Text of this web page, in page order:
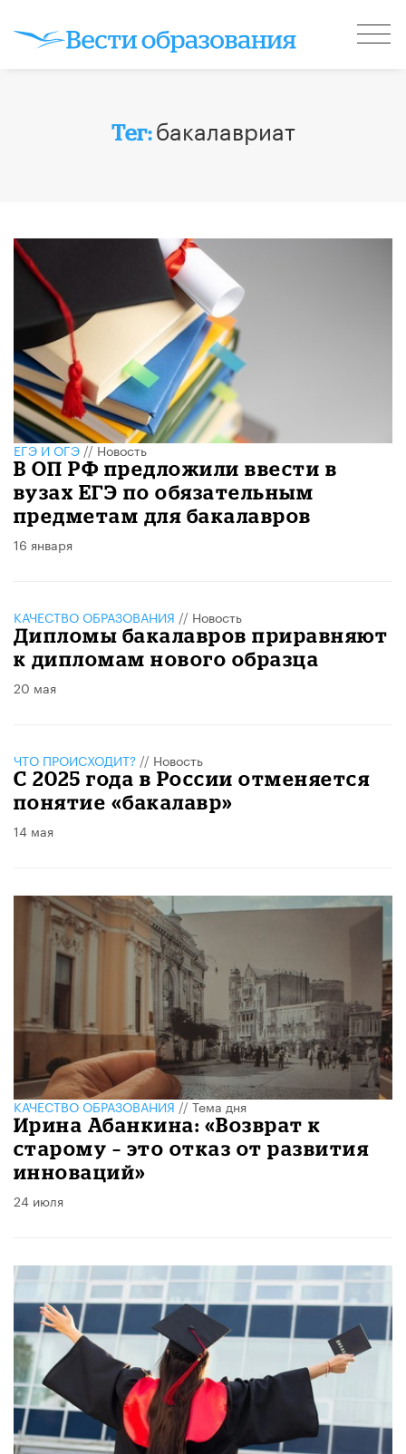
Тег:бакалавриат
ЕГЭ И ОГЭ//Новость
В ОП РФ предложили ввести в
вузах ЕГЭ по обязательным
предметам для бакалавров
16 января
КАЧЕСТВО ОБРАЗОВАНИЯ // Новость
Дипломы бакалавров приравняют
к дипломам нового образца
20 мая
ЧТО ПРОИСХОДИТ? // Новость
С 2025 года в России отменяется
понятие «бакалавр»
14 мая
КАЧЕСТВО ОБРАЗОВАНИЯ//Тема дня
​Ирина Абанкина: «Возврат к
старому – это отказ от развития
инноваций»
24 июля